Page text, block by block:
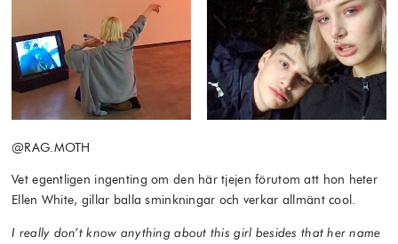
@RAG.MOTH
Vet egentligen ingenting om den här tjejen förutom att hon heter
Ellen White, gillar balla sminkningar och verkar allmänt cool.
I really don’t know anything about this girl besides that her name